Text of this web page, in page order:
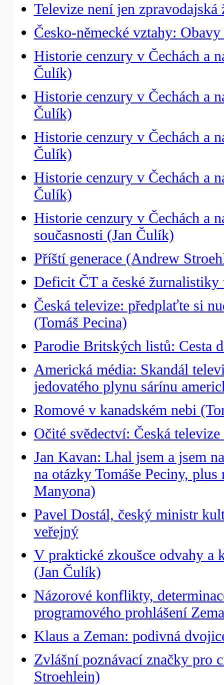
Televize není jen
Česko-německé vztahy:
Historie cenzury v Čechách a
Čulík)
Historie cenzury v Čechách a
Čulík)
Historie cenzury v Čechách a
Čulík)
Historie cenzury v Čechách a
Čulík)
Historie cenzury v Čechách a
současnosti (Jan Čulík)
Příští generace (Andrew
Deficit ČT a české
Česká televize: předplaťte si
(Tomáš Pecina)
Parodie Britských listů: Cesta
Americká média: Skandál
jedovatého plynu sárínu
Romové v kanadském nebi
Očité svědectví: Česká
Jan Kavan: Lhal jsem a jsem
na otázky Tomáše Peciny,
Manyona)
Pavel Dostál, český ministr
veřejný
V praktické zkoušce odvahy a
(Jan Čulík)
Názorové konflikty,
programového prohlášení
Klaus a Zeman: podivná
Zvlášní poznávací značky pro
Stroehlein)